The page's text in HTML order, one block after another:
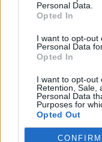
Personal Data.
Opted In
I want to opt-out
Personal Data
Opted In
I want to opt-out
Retention, Sale,
Personal Data
Purposes for
Opted Out
CONFIRM
Nufilmavo, kaip
Žinios | Lietuvos
V. Zalužno
Ukrainos
Laidos